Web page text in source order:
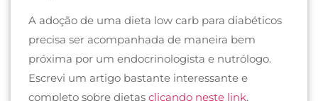
A adoção de uma dieta low carb para diabéticos
precisa ser acompanhada de maneira bem
próxima por um endocrinologista e nutrólogo.
Escrevi um artigo bastante interessante e
completo sobre dietas clicando neste link.